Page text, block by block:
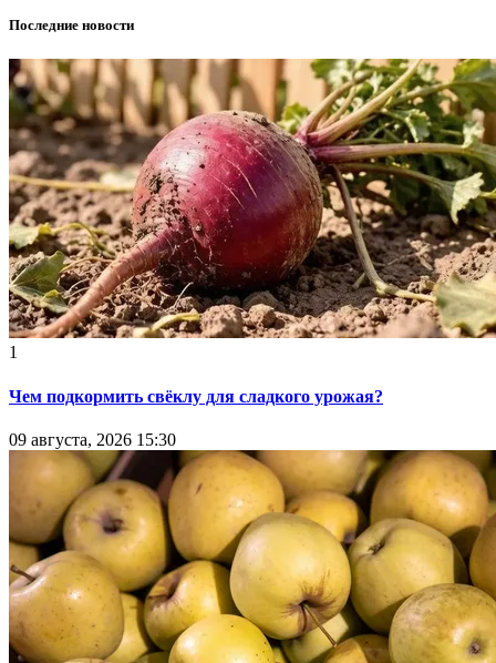
Последние новости
1
Чем подкормить свёклу для сладкого урожая?
09 августа, 2026 15:30